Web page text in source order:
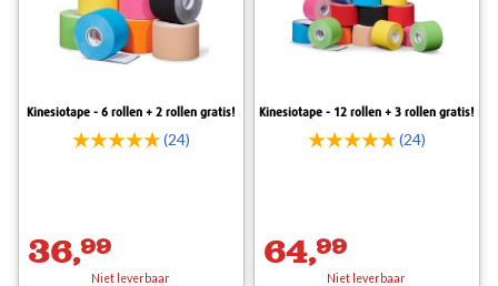
Kinesiotape - 6 rollen + 2 rollen gratis!
(24)
36,99
Niet leverbaar
Kinesiotape - 12 rollen + 3 rollen gratis!
(24)
64,99
Niet leverbaar